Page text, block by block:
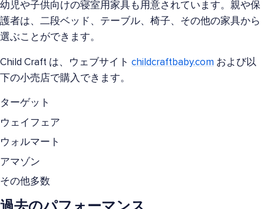
幼児や子供向けの寝室用家具も用意されています。親や保
護者は、二段ベッド、テーブル、椅子、その他の家具から
選ぶことができます。
Child Craft は、ウェブサイト childcraftbaby.com および以
下の小売店で購入できます。
ターゲット
ウェイフェア
ウォルマート
アマゾン
その他多数